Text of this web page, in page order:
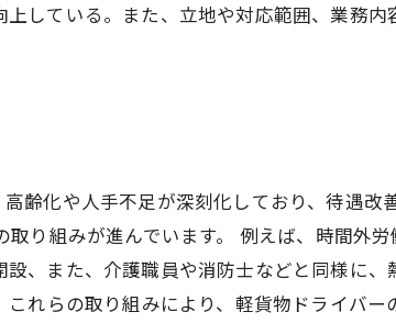
している。また、立地や対応範囲、業務内
齢化や人手不足が深刻化しており、待遇改
り組みが進んでいます。 例えば、時間外
、また、介護職員や消防士などと同様に、
れらの取り組みにより、軽貨物ドライバー